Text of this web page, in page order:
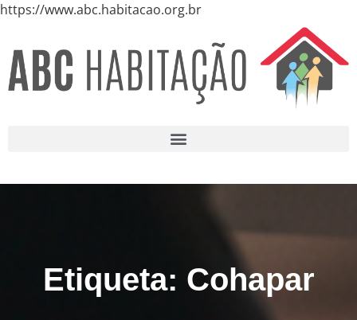
https://www.abc.habitacao.org.br
Etiqueta: Cohapar